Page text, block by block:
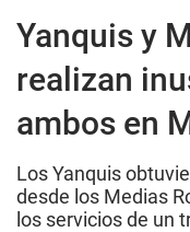
Yanquis y
realizan
ambos en
Los Yanquis
desde los Medias
los servicios de un